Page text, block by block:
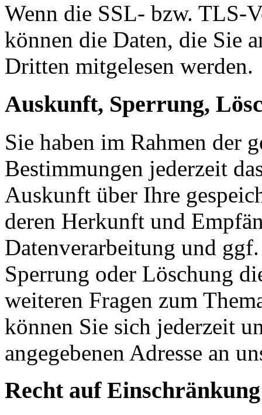
Wenn die SSL- bzw. TLS-
können die Daten, die Sie
Dritten mitgelesen werden.
Auskunft, Sperrung,
Sie haben im Rahmen der
Bestimmungen jederzeit
Auskunft über Ihre
deren Herkunft und
Datenverarbeitung und
Sperrung oder Löschung
weiteren Fragen zum
können Sie sich jederzeit
angegebenen Adresse an
Recht auf